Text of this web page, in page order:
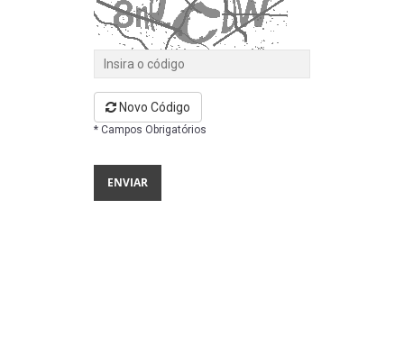
Novo Código
* Campos Obrigatórios